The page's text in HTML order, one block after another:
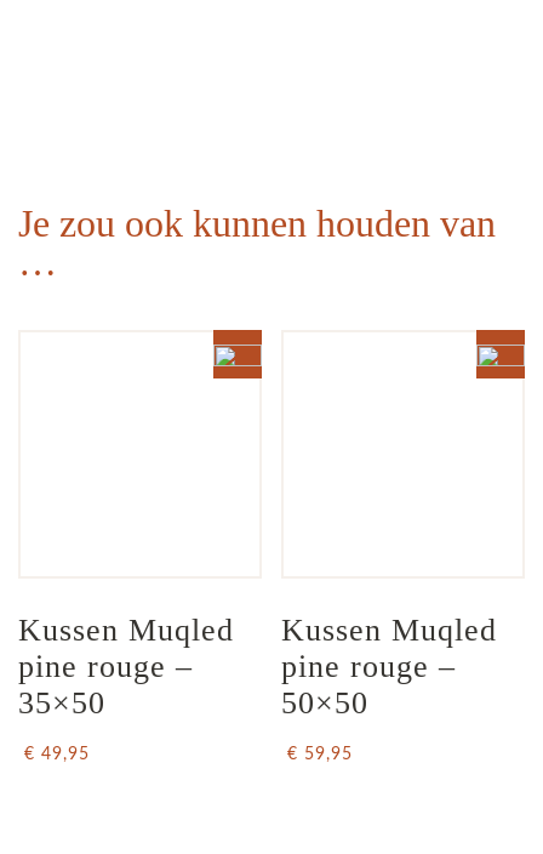
Je zou ook kunnen houden van
…
Kussen Muqled
pine rouge –
35×50
€ 49,95
Kussen Muqled
pine rouge –
50×50
€ 59,95